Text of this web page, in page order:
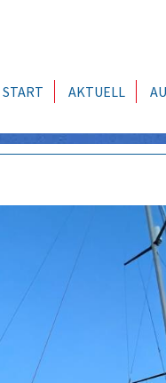
START AKTUELL